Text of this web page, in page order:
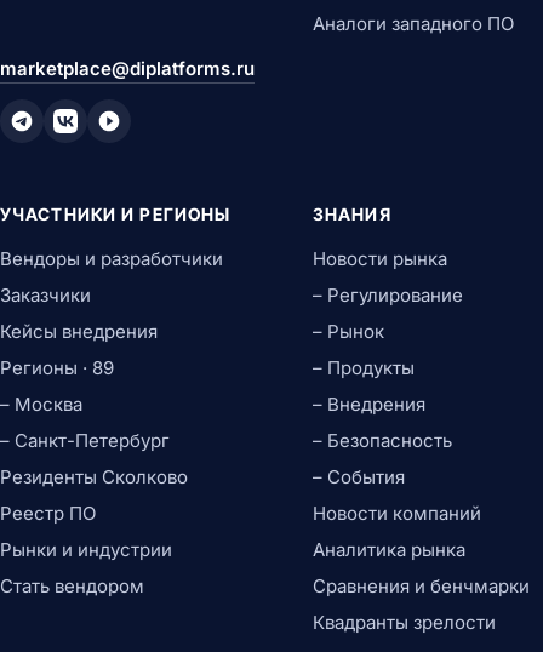
marketplace@diplatforms.ru
Аналоги западного ПО
УЧАСТНИКИ И РЕГИОНЫ
Вендоры и разработчики
Заказчики
Кейсы внедрения
Регионы · 89
– Москва
– Санкт-Петербург
Резиденты Сколково
Реестр ПО
Рынки и индустрии
Стать вендором
ЗНАНИЯ
Новости рынка
– Регулирование
– Рынок
– Продукты
– Внедрения
– Безопасность
– События
Новости компаний
Аналитика рынка
Сравнения и бенчмарки
Квадранты зрелости